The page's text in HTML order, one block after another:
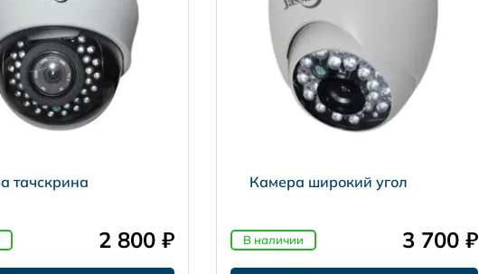
тачскрина
2 800 ₽
Камера широкий угол
В наличии 3 700 ₽